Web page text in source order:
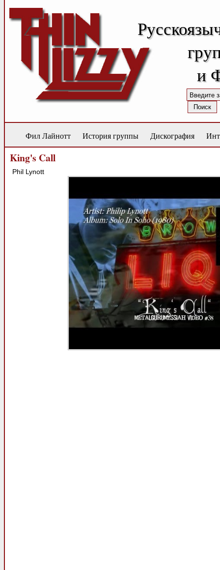
и
Фил Лайнотт История группы Дискография
King's Call
Phil Lynott